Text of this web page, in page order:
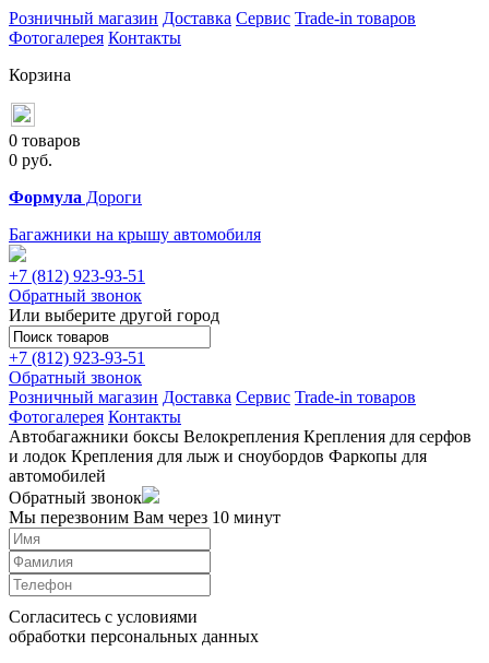
Розничный магазин Доставка Сервис Trade-in товаров
Фотогалерея Контакты
Корзина
0 товаров
0 руб.
Формула Дороги
Багажники на крышу автомобиля
+7 (812) 923-93-51
Обратный звонок
Или выберите другой город
+7 (812) 923-93-51
Обратный звонок
Розничный магазин Доставка Сервис Trade-in товаров
Фотогалерея Контакты
Автобагажники боксы Велокрепления Крепления для серфов
и лодок Крепления для лыж и сноубордов Фаркопы для
автомобилей
Обратный звонок
Мы перезвоним Вам через 10 минут
Согласитесь с условиями
обработки персональных данных